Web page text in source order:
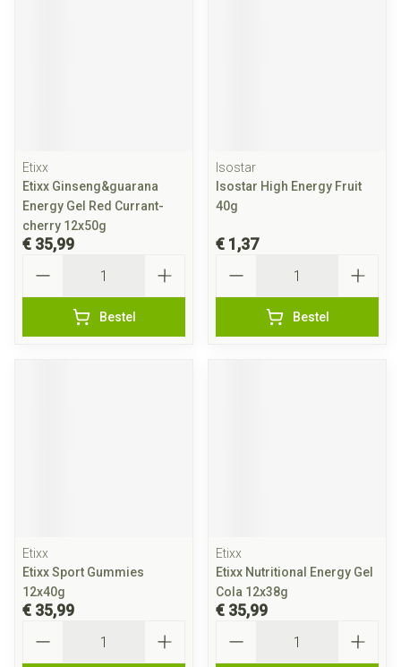
Etixx
Etixx Ginseng&guarana
Energy Gel Red Currant-
cherry 12x50g
€ 35,99
Bestel
Isostar
Isostar High Energy Fruit
40g
€ 1,37
Bestel
Etixx
Etixx Sport Gummies
12x40g
€ 35,99
Etixx
Etixx Nutritional Energy Gel
Cola 12x38g
€ 35,99